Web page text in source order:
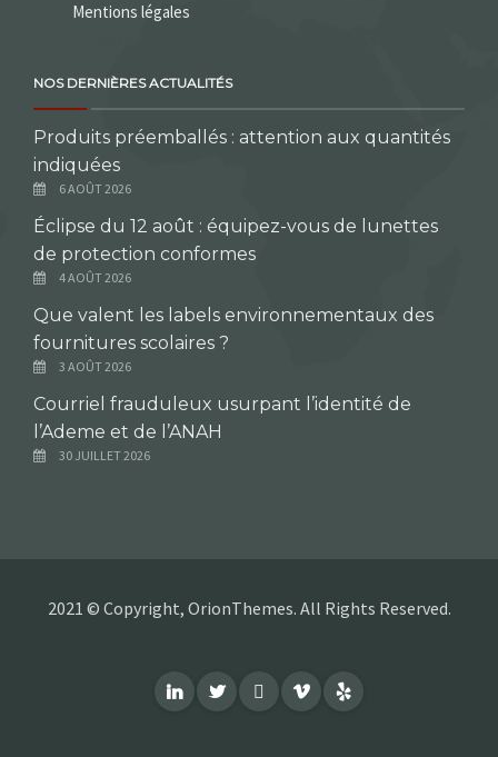
Mentions légales
NOS DERNIÈRES ACTUALITÉS
Produits préemballés : attention aux quantités
indiquées
6 AOÛT 2026
Éclipse du 12 août : équipez-vous de lunettes
de protection conformes
4 AOÛT 2026
Que valent les labels environnementaux des
fournitures scolaires ?
3 AOÛT 2026
Courriel frauduleux usurpant l’identité de
l’Ademe et de l’ANAH
30 JUILLET 2026
2021 © Copyright, OrionThemes. All Rights Reserved.